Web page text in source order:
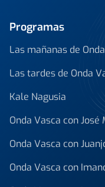
Programas
Las mañanas de
Las tardes de Onda
Kale Nagusia
Onda Vasca con José
Onda Vasca con
Onda Vasca con